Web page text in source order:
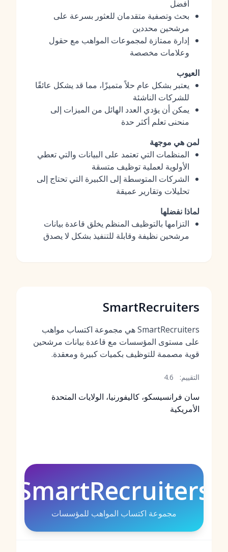
أفضل
بحث وتصفية متقدمان للعثور بسرعة على
مرشحين محددين
إدارة ممتازة لمجموعات المواهب مع حقول
وعلامات مخصصة
العيوب
يعتبر بشكل عام حلاً متميزًا، مما قد يشكل عائقًا
للشركات الناشئة
يمكن أن يؤدي العدد الهائل من الميزات إلى
منحنى تعلم أكثر حدة
لمن هي موجهة
المنظمات التي تعتمد على البيانات والتي تعطي
الأولوية لعملية توظيف متسقة
الشركات المتوسطة إلى الكبيرة التي تحتاج إلى
تحليلات وتقارير عميقة
لماذا نفضلها
التزامها بالتوظيف المنظم يخلق قاعدة بيانات
مرشحين نظيفة وقابلة للتنفيذ بشكل لا يصدق
SmartRecruiters
SmartRecruiters هي مجموعة اكتساب مواهب
على مستوى المؤسسات مع قاعدة بيانات مرشحين
قوية مصممة للتوظيف بكميات كبيرة ومعقدة.
التقييم: 4.6
سان فرانسيسكو، كاليفورنيا، الولايات المتحدة
الأمريكية
SmartRecruiters
مجموعة اكتساب المواهب للمؤسسات